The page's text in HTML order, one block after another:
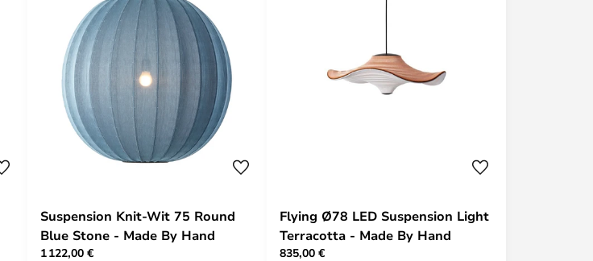
Suspension Knit-Wit 75 Round
Blue Stone - Made By Hand
1 122,00 €
Flying Ø78 LED Suspension Light
Terracotta - Made By Hand
835,00 €